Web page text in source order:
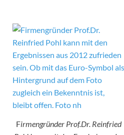
Firmengründer Prof.Dr. Reinfried